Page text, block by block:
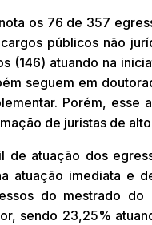
os 76 de 357
públicos não
(146) atuando na
seguem em
Porém,
de juristas de
atuação dos
atuação imediata e
do mestrado
sendo 23,25%